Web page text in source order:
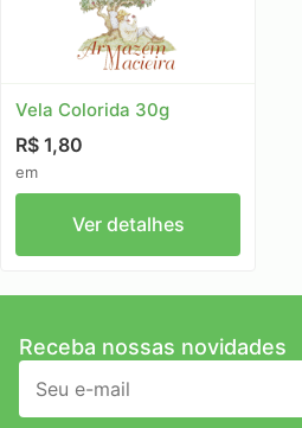
Vela Colorida 30g
R$ 1,80
em
Ver detalhes
Receba nossas novidades